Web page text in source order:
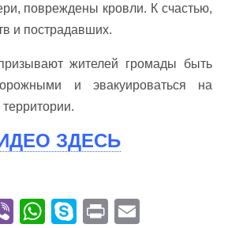
повреждены кровли. К счастью,
и пострадавших.
жителей громады быть
и эвакуироваться на
ЗДЕСЬ
Vi W S Pr